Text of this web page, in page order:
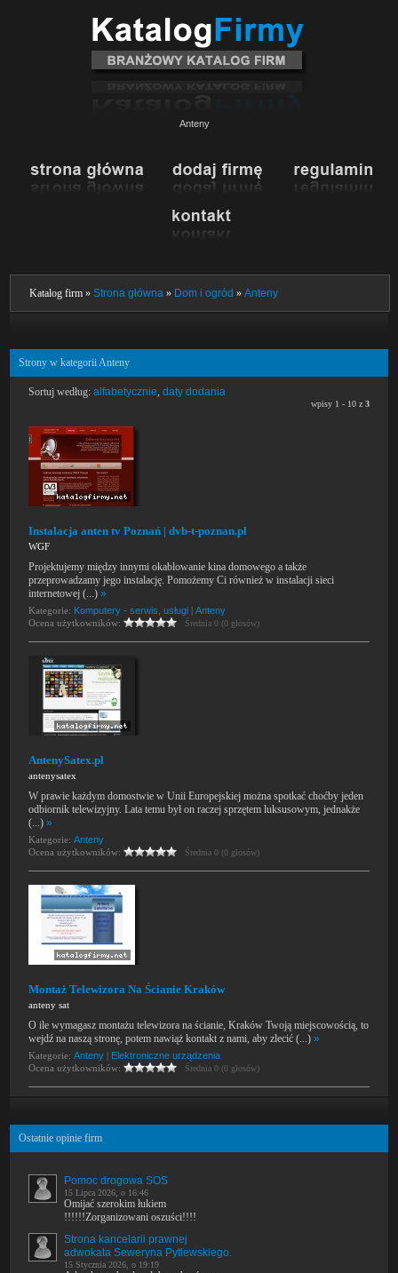
Anteny
Katalog firm »Strona główna » Dom i ogród »Anteny
Strony w kategorii Anteny
Sortuj według:alfabetycznie,daty dodania
wpisy 1 - 10 z 3
Instalacja anten tv Poznań | dvb-t-poznan.pl
WGF
Projektujemy między innymi okablowanie kina domowego a także
przeprowadzamy jego instalację. Pomożemy Ci również w instalacji sieci
internetowej (...)»
Kategorie: Komputery - serwis, usługi |Anteny
Ocena użytkowników:
Średnia 0 (0 głosów)
AntenySatex.pl
antenysatex
W prawie każdym domostwie w Unii Europejskiej można spotkać choćby jeden
odbiornik telewizyjny. Lata temu był on raczej sprzętem luksusowym, jednakże
(...)»
Kategorie:Anteny
Ocena użytkowników:
Średnia 0 (0 głosów)
Montaż Telewizora Na Ścianie Kraków
anteny sat
O ile wymagasz montażu telewizora na ścianie, Kraków Twoją miejscowością, to
wejdź na naszą stronę, potem nawiąż kontakt z nami, aby zlecić (...)»
Kategorie:Anteny | Elektroniczne urządzenia
Ocena użytkowników:
Średnia 0 (0 głosów)
Ostatnie opinie firm
Pomoc drogowa SOS
15 Lipca 2026, o 16:46
Omijać szerokim łukiem
!!!!!!Zorganizowani oszuści!!!!
Strona kancelarii prawnej
adwokata Seweryna Pytlewskiego.
15 Stycznia 2026, o 19:19